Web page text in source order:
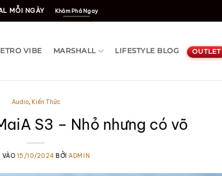
MỖI NGÀY Khám Phá Ngay
VIBE MARSHALL LIFESTYLE BLOG OUTLET
Audio,Kiến Thức
S3 – Nhỏ nhưng có võ
VÀO 15/10/2024 BỞIADMIN